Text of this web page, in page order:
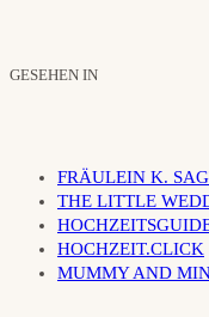
GESEHEN IN
FRÄULEIN K.
THE LITTLE
HOCHZEIT.CLICK
MUMMY AND